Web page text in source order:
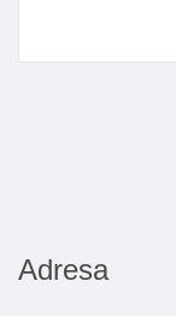
Adresa